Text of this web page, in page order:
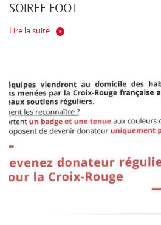
SOIREE FOOT
Lire la suite